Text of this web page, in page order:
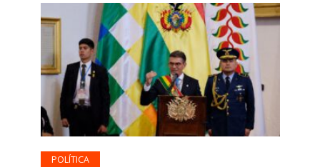
POLÍTICA